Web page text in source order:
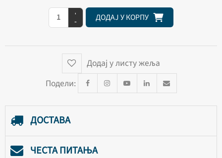
+
-
Додај у листу жеља
Подели:
ДОСТАВА
ЧЕСТА ПИТАЊА